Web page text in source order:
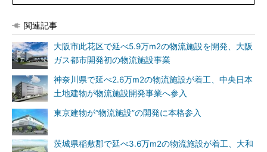
関連記事
大阪市此花区で延べ5.9万m2の物流施設を開発、大阪
ガス都市開発初の物流施設事業
神奈川県で延べ2.6万m2の物流施設が着工、中央日本
土地建物が物流施設開発事業へ参入
東京建物が“物流施設”の開発に本格参入
茨城県稲敷郡で延べ3.6万m2の物流施設が着工、大和